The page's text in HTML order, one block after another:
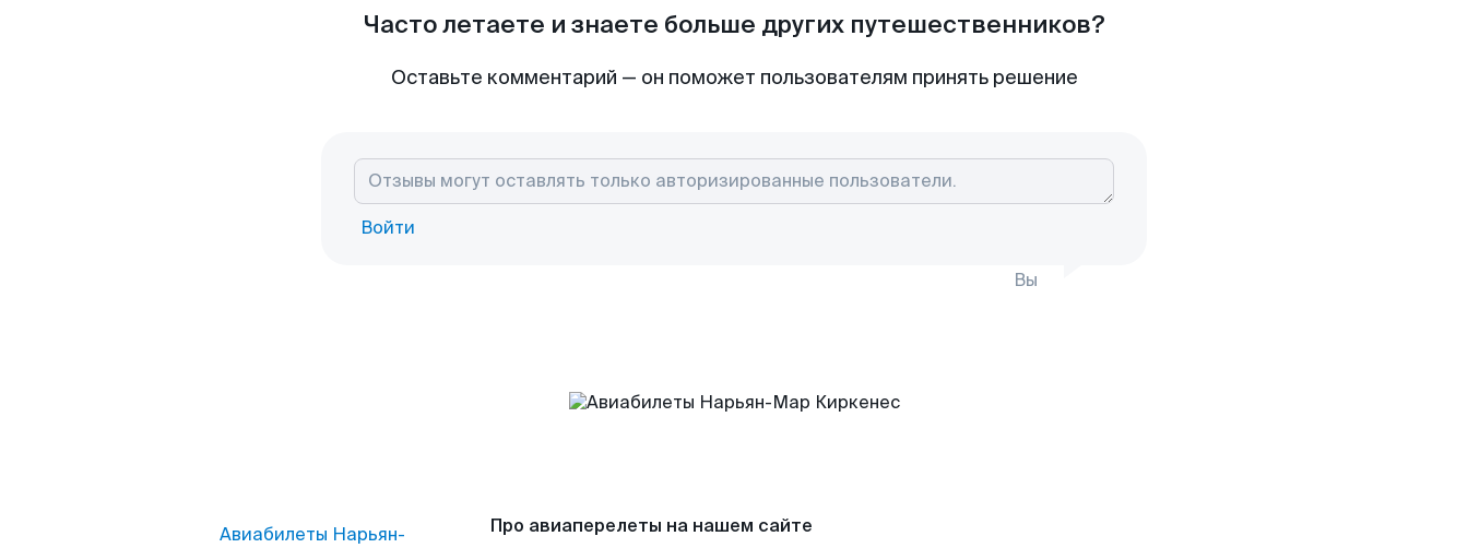
Часто летаете и знаете больше других путешественников?
Оставьте комментарий — он поможет пользователям принять решение
Войти
Вы
Авиабилеты Нарьян-
Про авиаперелеты на нашем сайте